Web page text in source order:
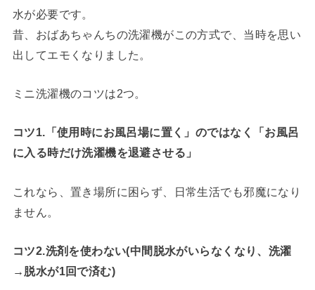
水が必要です。
昔、おばあちゃんちの洗濯機がこの方式で、当時を思い
出してエモくなりました。
ミニ洗濯機のコツは2つ。
コツ1.「使用時にお風呂場に置く」のではなく「お風呂
に入る時だけ洗濯機を退避させる」
これなら、置き場所に困らず、日常生活でも邪魔になり
ません。
コツ2.洗剤を使わない(中間脱水がいらなくなり、洗濯
→脱水が1回で済む)